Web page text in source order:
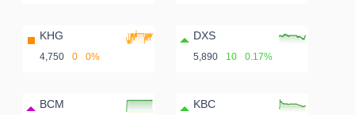
KHG
4,750 0 0%
DXS
5,890 10 0.17%
BCM KBC